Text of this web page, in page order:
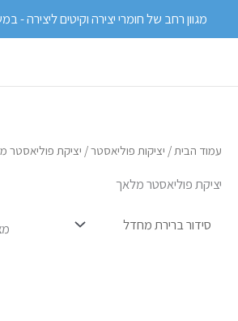
מגוון רחב של חומרי יצירה וקיטים ליצירה -
עמוד הבית/ יציקות פוליאסטר/ יציקת פוליאסטר
יציקת פוליאסטר מלאך